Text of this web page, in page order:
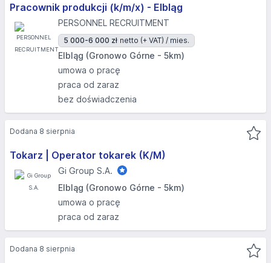
Pracownik produkcji (k/m/x) - Elbląg
PERSONNEL RECRUITMENT
5 000-6 000 zł netto (+ VAT) / mies.
Elbląg (Gronowo Górne - 5km)
umowa o pracę
praca od zaraz
bez doświadczenia
Tokarz | Operator tokarek (K/M)
Gi Group S.A.
Elbląg (Gronowo Górne - 5km)
umowa o pracę
praca od zaraz
Dodana 8 sierpnia
Dodana 8 sierpnia